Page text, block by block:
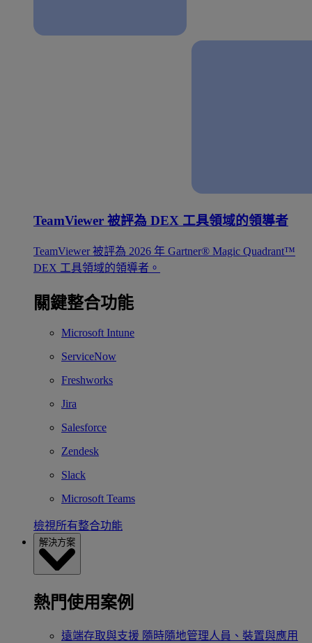
TeamViewer 被評為 DEX 工具領域的領導者
TeamViewer 被評為 2026 年 Gartner® Magic Quadrant™
DEX 工具領域的領導者。
關鍵整合功能
Microsoft Intune
ServiceNow
Freshworks
Jira
Salesforce
Zendesk
Slack
Microsoft Teams
檢視所有整合功能
解決方案
熱門使用案例
遠端存取與支援 隨時隨地管理人員、裝置與應用